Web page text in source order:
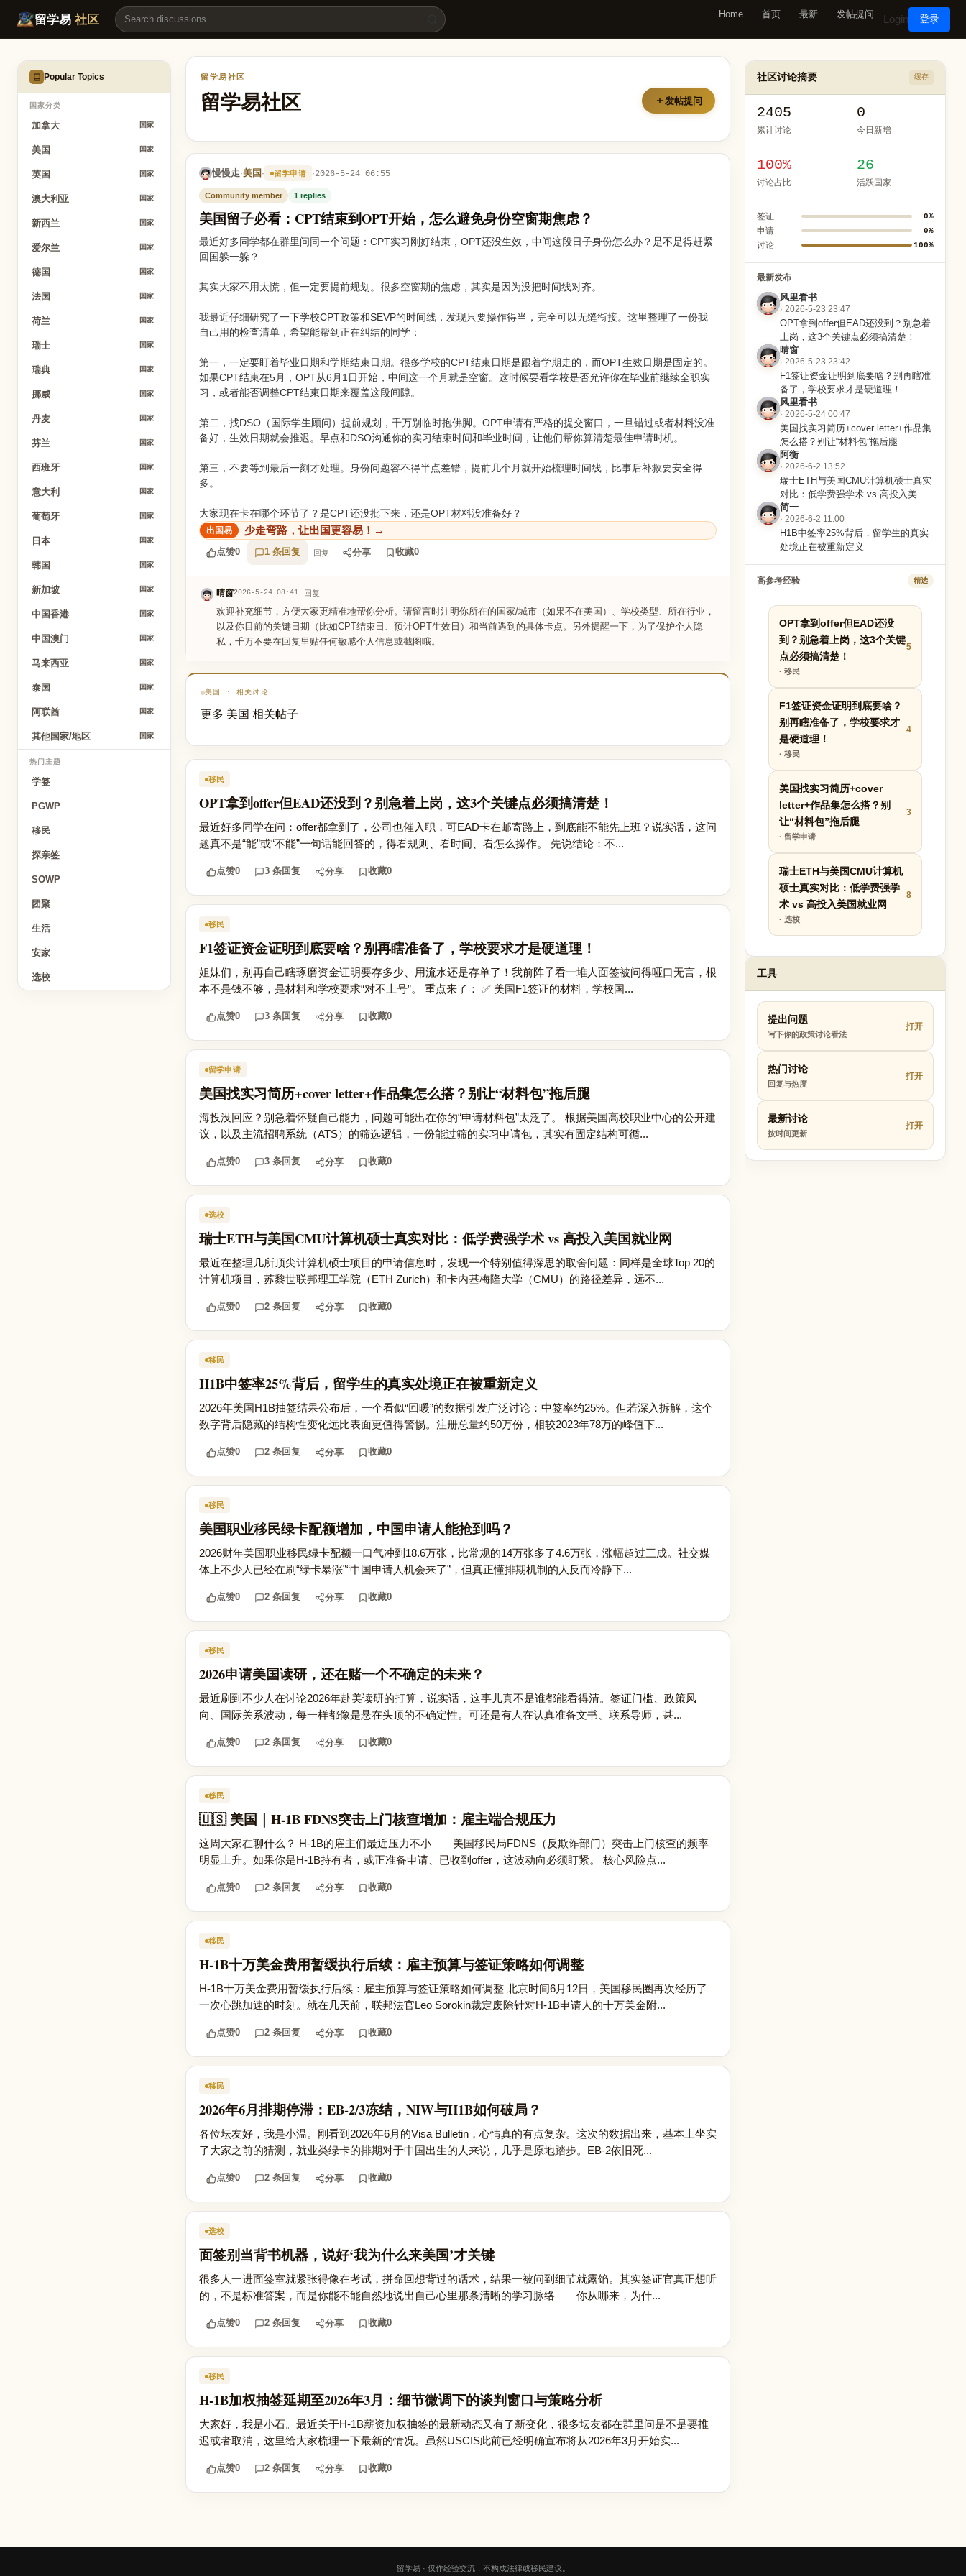
美国留子必看：CPT结束到OPT开始，怎么避免身份空窗期焦虑？ | 留学易
留学易 社区 Home 首页 最新 发帖提问 Login 登录
Popular Topics
国家分类
加拿大 国家
美国 国家
英国 国家
澳大利亚 国家
新西兰 国家
爱尔兰 国家
德国 国家
法国 国家
荷兰 国家
瑞士 国家
瑞典 国家
挪威 国家
丹麦 国家
芬兰 国家
西班牙 国家
意大利 国家
葡萄牙 国家
日本 国家
韩国 国家
新加坡 国家
中国香港 国家
中国澳门 国家
马来西亚 国家
泰国 国家
阿联酋 国家
其他国家/地区 国家
热门主题
学签
PGWP
移民
探亲签
SOWP
团聚
生活
安家
选校
留学易社区
留学易社区 发帖提问
慢慢走·美国 · 留学申请 ·2026-5-24 06:55
Community member 1 replies
美国留子必看：CPT结束到OPT开始，怎么避免身份空窗期焦虑？
最近好多同学都在群里问同一个问题：CPT实习刚好结束，OPT还没生效，中间这段日子身份怎么办？是不是得赶紧
回国躲一躲？
其实大家不用太慌，但一定要提前规划。很多空窗期的焦虑，其实是因为没把时间线对齐。
我最近仔细研究了一下学校CPT政策和SEVP的时间线，发现只要操作得当，完全可以无缝衔接。这里整理了一份我
自己用的检查清单，希望能帮到正在纠结的同学：
第一，一定要盯着毕业日期和学期结束日期。很多学校的CPT结束日期是跟着学期走的，而OPT生效日期是固定的。
如果CPT结束在5月，OPT从6月1日开始，中间这一个月就是空窗。这时候要看学校是否允许你在毕业前继续全职实
习，或者能否调整CPT结束日期来覆盖这段间隙。
第二，找DSO（国际学生顾问）提前规划，千万别临时抱佛脚。OPT申请有严格的提交窗口，一旦错过或者材料没准
备好，生效日期就会推迟。早点和DSO沟通你的实习结束时间和毕业时间，让他们帮你算清楚最佳申请时机。
第三，不要等到最后一刻才处理。身份问题容不得半点差错，提前几个月就开始梳理时间线，比事后补救要安全得
多。
大家现在卡在哪个环节了？是CPT还没批下来，还是OPT材料没准备好？
少走弯路，让出国更容易！→
点赞0 1 条回复 回复 分享 收藏0
晴窗2026-5-24 08:41 回复
欢迎补充细节，方便大家更精准地帮你分析。请留言时注明你所在的国家/城市（如果不在美国）、学校类型、所在行业，
以及你目前的关键日期（比如CPT结束日、预计OPT生效日）和当前遇到的具体卡点。另外提醒一下，为了保护个人隐
私，千万不要在回复里贴任何敏感个人信息或截图哦。
美国 · 相关讨论
更多 美国 相关帖子
移民
OPT拿到offer但EAD还没到？别急着上岗，这3个关键点必须搞清楚！
最近好多同学在问：offer都拿到了，公司也催入职，可EAD卡在邮寄路上，到底能不能先上班？说实话，这问
题真不是“能”或“不能”一句话能回答的，得看规则、看时间、看怎么操作。 先说结论：不...
点赞0 3 条回复 分享 收藏0
移民
F1签证资金证明到底要啥？别再瞎准备了，学校要求才是硬道理！
姐妹们，别再自己瞎琢磨资金证明要存多少、用流水还是存单了！我前阵子看一堆人面签被问得哑口无言，根
本不是钱不够，是材料和学校要求“对不上号”。 重点来了： ✅ 美国F1签证的材料，学校国...
点赞0 3 条回复 分享 收藏0
留学申请
美国找实习简历+cover letter+作品集怎么搭？别让“材料包”拖后腿
海投没回应？别急着怀疑自己能力，问题可能出在你的“申请材料包”太泛了。 根据美国高校职业中心的公开建
议，以及主流招聘系统（ATS）的筛选逻辑，一份能过筛的实习申请包，其实有固定结构可循...
点赞0 3 条回复 分享 收藏0
选校
瑞士ETH与美国CMU计算机硕士真实对比：低学费强学术 vs 高投入美国就业网
最近在整理几所顶尖计算机硕士项目的申请信息时，发现一个特别值得深思的取舍问题：同样是全球Top 20的
计算机项目，苏黎世联邦理工学院（ETH Zurich）和卡内基梅隆大学（CMU）的路径差异，远不...
点赞0 2 条回复 分享 收藏0
移民
H1B中签率25%背后，留学生的真实处境正在被重新定义
2026年美国H1B抽签结果公布后，一个看似“回暖”的数据引发广泛讨论：中签率约25%。但若深入拆解，这个
数字背后隐藏的结构性变化远比表面更值得警惕。注册总量约50万份，相较2023年78万的峰值下...
点赞0 2 条回复 分享 收藏0
移民
美国职业移民绿卡配额增加，中国申请人能抢到吗？
2026财年美国职业移民绿卡配额一口气冲到18.6万张，比常规的14万张多了4.6万张，涨幅超过三成。社交媒
体上不少人已经在刷“绿卡暴涨”“中国申请人机会来了”，但真正懂排期机制的人反而冷静下...
点赞0 2 条回复 分享 收藏0
移民
2026申请美国读研，还在赌一个不确定的未来？
最近刷到不少人在讨论2026年赴美读研的打算，说实话，这事儿真不是谁都能看得清。签证门槛、政策风
向、国际关系波动，每一样都像是悬在头顶的不确定性。可还是有人在认真准备文书、联系导师，甚...
点赞0 2 条回复 分享 收藏0
移民
🇺🇸 美国｜H-1B FDNS突击上门核查增加：雇主端合规压力
这周大家在聊什么？ H-1B的雇主们最近压力不小——美国移民局FDNS（反欺诈部门）突击上门核查的频率
明显上升。如果你是H-1B持有者，或正准备申请、已收到offer，这波动向必须盯紧。 核心风险点...
点赞0 2 条回复 分享 收藏0
移民
H-1B十万美金费用暂缓执行后续：雇主预算与签证策略如何调整
H-1B十万美金费用暂缓执行后续：雇主预算与签证策略如何调整 北京时间6月12日，美国移民圈再次经历了
一次心跳加速的时刻。就在几天前，联邦法官Leo Sorokin裁定废除针对H-1B申请人的十万美金附...
点赞0 2 条回复 分享 收藏0
移民
2026年6月排期停滞：EB-2/3冻结，NIW与H1B如何破局？
各位坛友好，我是小温。刚看到2026年6月的Visa Bulletin，心情真的有点复杂。这次的数据出来，基本上坐实
了大家之前的猜测，就业类绿卡的排期对于中国出生的人来说，几乎是原地踏步。EB-2依旧死...
点赞0 2 条回复 分享 收藏0
选校
面签别当背书机器，说好‘我为什么来美国’才关键
很多人一进面签室就紧张得像在考试，拼命回想背过的话术，结果一被问到细节就露馅。其实签证官真正想听
的，不是标准答案，而是你能不能自然地说出自己心里那条清晰的学习脉络——你从哪来，为什...
点赞0 2 条回复 分享 收藏0
移民
H-1B加权抽签延期至2026年3月：细节微调下的谈判窗口与策略分析
大家好，我是小石。最近关于H-1B薪资加权抽签的最新动态又有了新变化，很多坛友都在群里问是不是要推
迟或者取消，这里给大家梳理一下最新的情况。虽然USCIS此前已经明确宣布将从2026年3月开始实...
点赞0 2 条回复 分享 收藏0
社区讨论摘要 缓存
2405
累计讨论
0
今日新增
100%
讨论占比
26
活跃国家
签证 0%
申请 0%
讨论 100%
最新发布
风里看书
· 2026-5-23 23:47
OPT拿到offer但EAD还没到？别急着
上岗，这3个关键点必须搞清楚！
晴窗
· 2026-5-23 23:42
F1签证资金证明到底要啥？别再瞎准
备了，学校要求才是硬道理！
风里看书
· 2026-5-24 00:47
美国找实习简历+cover letter+作品集
怎么搭？别让“材料包”拖后腿
阿衡
· 2026-6-2 13:52
瑞士ETH与美国CMU计算机硕士真实
对比：低学费强学术 vs 高投入美国
就业网
简一
· 2026-6-2 11:00
H1B中签率25%背后，留学生的真实
处境正在被重新定义
高参考经验 精选
OPT拿到offer但EAD还没
到？别急着上岗，这3个关键
点必须搞清楚！
· 移民
5
F1签证资金证明到底要啥？
别再瞎准备了，学校要求才
是硬道理！
· 移民
4
美国找实习简历+cover
letter+作品集怎么搭？别
让“材料包”拖后腿
· 留学申请
3
瑞士ETH与美国CMU计算机
硕士真实对比：低学费强学
术 vs 高投入美国就业网
· 选校
8
工具
提出问题
写下你的政策讨论看法
打开
热门讨论
回复与热度
打开
最新讨论
按时间更新
打开
留学易 · 仅作经验交流，不构成法律或移民建议。